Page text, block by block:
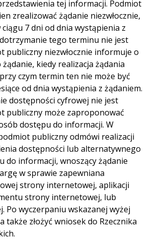
tej informacji. Podmiot
zrealizować żądanie niezwłocznie,
7 dni od dnia wystąpienia z
dotrzymanie tego terminu nie jest
publiczny niezwłocznie informuje o
kiedy realizacja żądania
czym termin ten nie może być
od dnia wystąpienia z żądaniem.
dostępności cyfrowej nie jest
publiczny może zaproponować
dostępu do informacji. W
publiczny odmówi realizacji
dostępności lub alternatywnego
do informacji, wnoszący żądanie
w sprawie zapewniana
strony internetowej, aplikacji
strony internetowej, lub
Po wyczerpaniu wskazanej wyżej
także złożyć wniosek do Rzecznika